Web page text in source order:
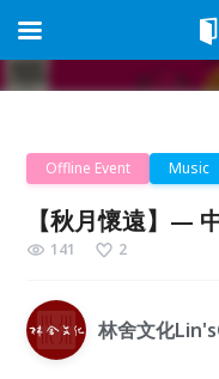
Offline Event Music
【秋月懷遠】—
141 2
林舍文化